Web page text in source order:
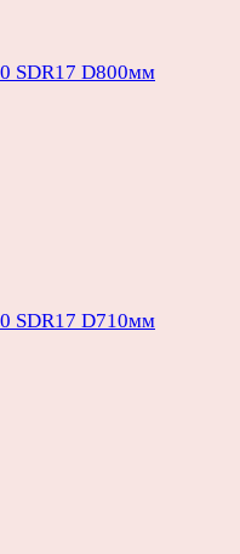
SDR17 D800мм
SDR17 D710мм